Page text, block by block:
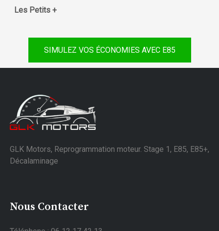
Les Petits +
SIMULEZ VOS ÉCONOMIES AVEC E85
GLK Motors, Reprogrammation moteur. Stage 1, E85, E85+,
Décalaminage
Nous Contacter